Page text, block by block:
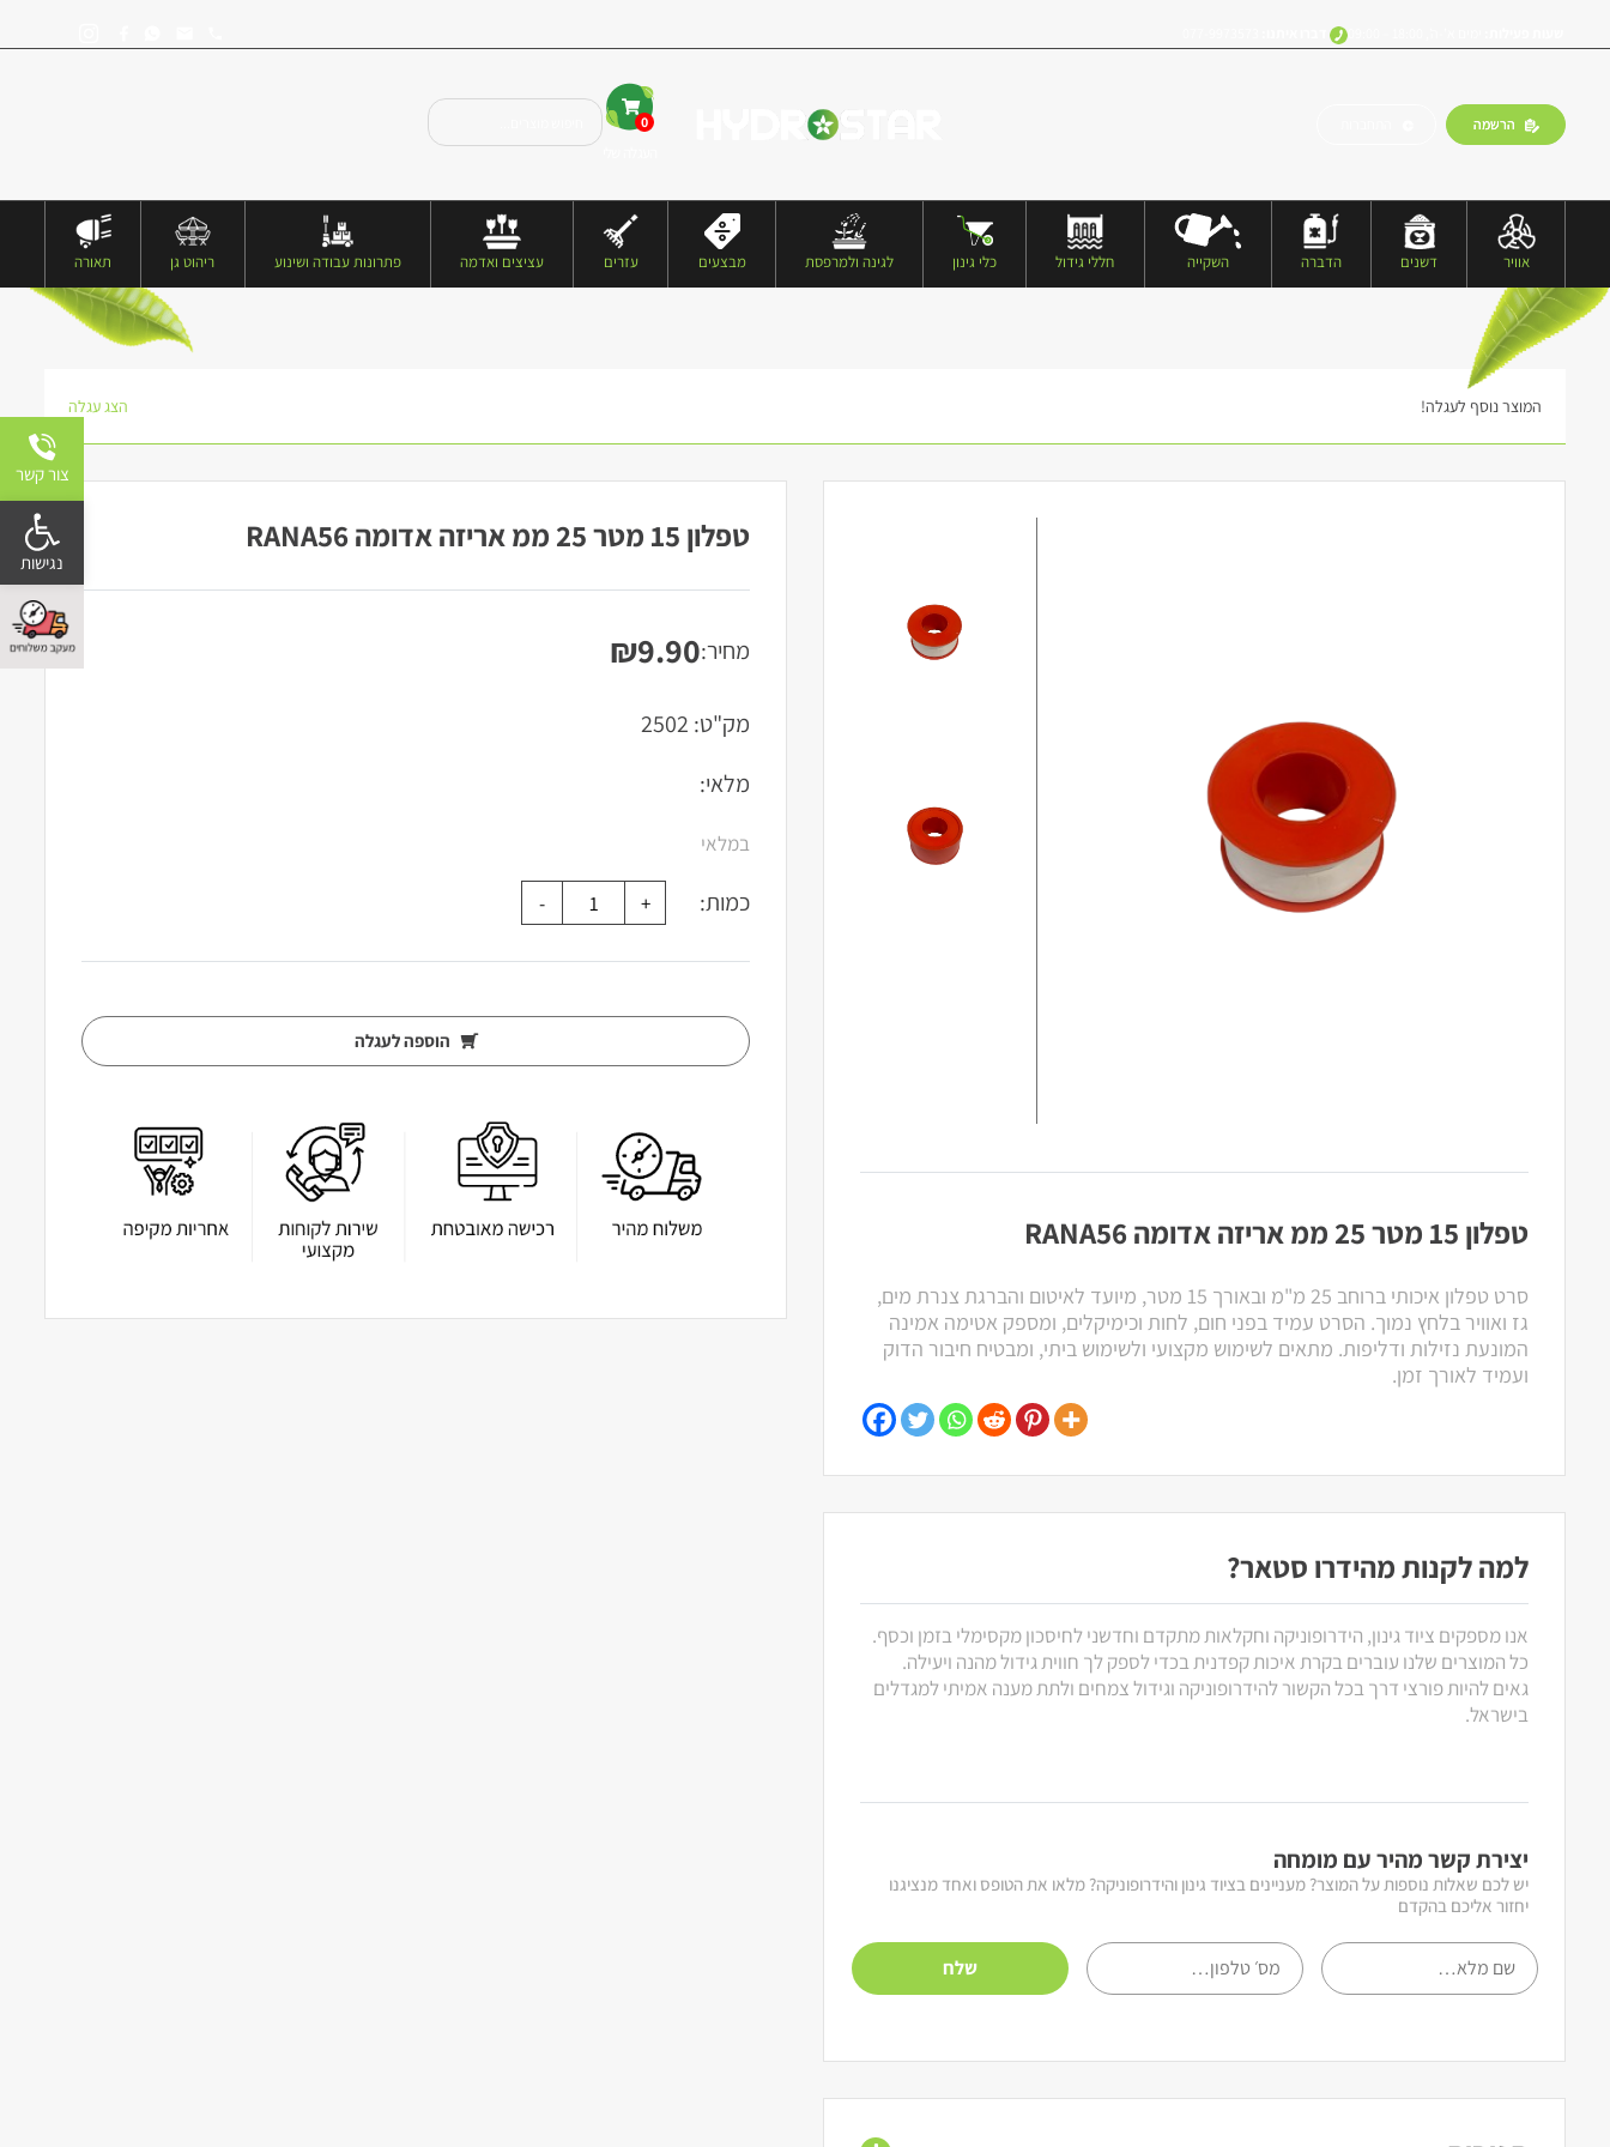
הרשמה 0
אוויר דשנים הדברה השקייה חללי גידול כלי גינון לגינה ולמרפסת מבצעים עזרים עציצים ואדמה פתרונות עבודה ושינוע ריהוט גן תאורה
המוצר נוסף לעגלה! הצג עגלה
טפלון 15 מטר 25 ממ אריזה אדומה RANA56
סרט טפלון איכותי ברוחב 25 מ"מ ובאורך 15 מטר, מיועד לאיטום והברגת צנרת מים,
גז ואוויר בלחץ נמוך. הסרט עמיד בפני חום, לחות וכימיקלים, ומספק אטימה אמינה
המונעת נזילות ודליפות. מתאים לשימוש מקצועי ולשימוש ביתי, ומבטיח חיבור הדוק
ועמיד לאורך זמן.
למה לקנות מהידרו סטאר?
אנו מספקים ציוד גינון, הידרופוניקה וחקלאות מתקדם וחדשני לחיסכון מקסימלי בזמן וכסף.
כל המוצרים שלנו עוברים בקרת איכות קפדנית בכדי לספק לך חווית גידול מהנה ויעילה.
גאים להיות פורצי דרך בכל הקשור להידרופוניקה וגידול צמחים ולתת מענה אמיתי למגדלים
בישראל.
יצירת קשר מהיר עם מומחה
יש לכם שאלות נוספות על המוצר? מעניינים בציוד גינון והידרופוניקה? מלאו את הטופס ואחד מנציגנו
יחזור אליכם בהקדם
טפלון 15 מטר 25 ממ אריזה אדומה RANA56
מחיר: ₪9.90
מק"ט: 2502
מלאי:
במלאי
כמות:
הוספה לעגלה
צור קשר
פתח